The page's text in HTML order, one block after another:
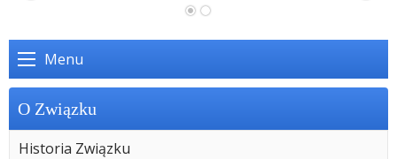
Menu
O Związku
Historia Związku